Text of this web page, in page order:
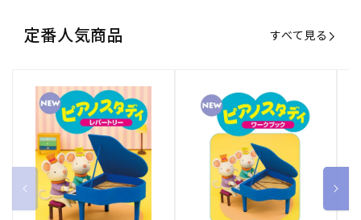
定番人気商品 すべて見る